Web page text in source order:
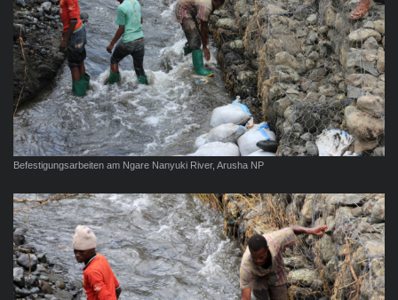
Befestigungsarbeiten am Ngare Nanyuki River, Arusha NP